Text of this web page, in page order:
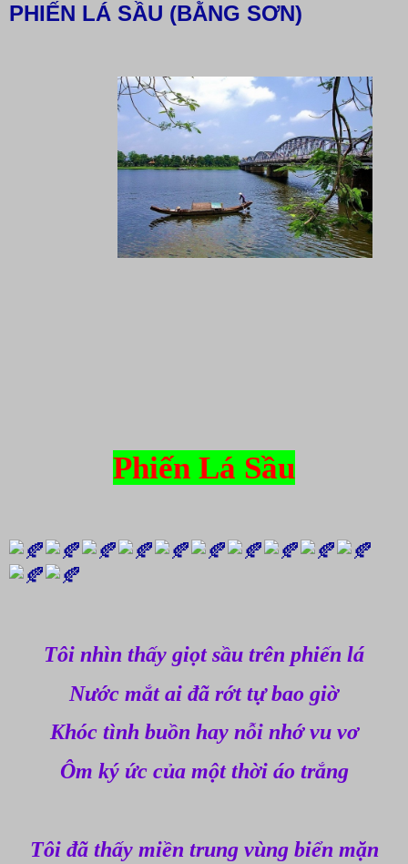
PHIẾN LÁ SẦU (BẰNG SƠN)
Phiến Lá Sầu
Tôi nhìn thấy giọt sầu trên phiến lá
Nước mắt ai đã rớt tự bao giờ
Khóc tình buồn hay nỗi nhớ vu vơ
Ôm ký ức của một thời áo trắng
Tôi đã thấy miền trung vùng biển mặn